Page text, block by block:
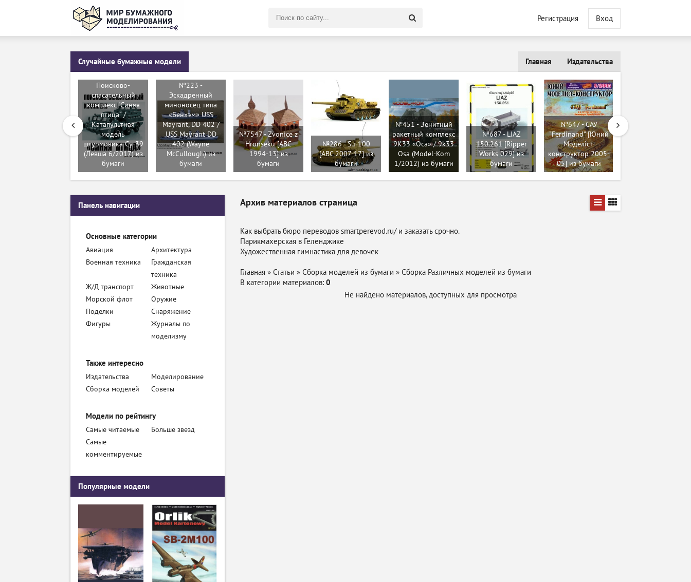
Регистрация Вход
Случайные бумажные модели Издательства
Главная
Поисково-
спасательный
комплекс "Синяя
птица" /
Катапультная
модель
штурмовика Су-39
(Левша 6/2017) из
бумаги
№223 -
Эскадренный
миноносец типа
«Бенхэм» USS
Mayrant, DD 402 /
USS Mayrant DD
402 (Wayne
McCullough) из
бумаги
№7547 - Zvonice z
Hronseku [ABC
1994-13] из
бумаги
№286 - Su-100
[ABC 2007-17] из
бумаги
№451 - Зенитный
ракетный комплекс
9К33 «Оса» / 9k33
Osa (Model-Kom
1/2012) из бумаги
№687 - LIAZ
150.261 [Ripper
Works 029] из
бумаги
№647 - САУ
"Ferdinand" [Юний
Моделіст-
конструктор 2005-
05] из бумаги
№164 - Churchill III
Архив материалов страница
Как выбрать бюро переводов smartperevod.ru/ и заказать срочно.
Парикмахерская в Геленджике
Художественная гимнастика для девочек
Главная » Статьи » Сборка моделей из бумаги » Сборка Различных моделей из бумаги
В категории материалов: 0
Не найдено материалов, доступных для просмотра
Панель навигации
Основные категории
Авиация
Архитектура
Военная техника
Гражданская
техника
Ж/Д транспорт
Животные
Морской флот
Оружие
Поделки
Снаряжение
Фигуры
Журналы по
моделизму
Также интересно
Издательства
Моделирование
Сборка моделей
Советы
Модели по рейтингу
Самые читаемые
Больше звезд
Самые
комментируемые
Популярные модели